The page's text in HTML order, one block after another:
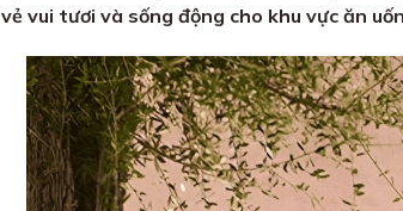
vẻ vui tươi và sống động cho khu vực ăn